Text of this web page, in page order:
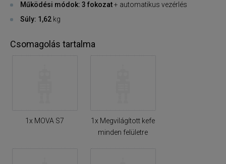
Működési módok: 3 fokozat+ automatikus vezérlés
Súly: 1,62 kg
Csomagolás tartalma
1x MOVA S7
1x Megvilágított kefe
minden felületre